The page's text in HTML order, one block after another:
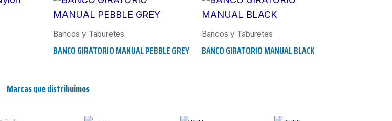
Bancos y Taburetes
BANCO GIRATORIO MANUAL PEBBLE GREY
Bancos y Taburetes
BANCO GIRATORIO MANUAL BLACK
Marcas que distribuimos